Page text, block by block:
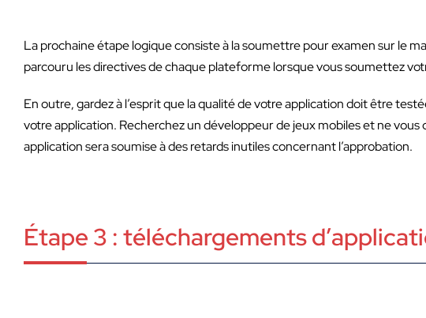
La prochaine étape logique consiste à la soumettre pour examen sur le
parcouru les directives de chaque plateforme lorsque vous soumettez
En outre, gardez à l’esprit que la qualité de votre application doit être
votre application. Recherchez un développeur de jeux mobiles et ne
application sera soumise à des retards inutiles concernant l’approbation.
Étape 3 : téléchargements